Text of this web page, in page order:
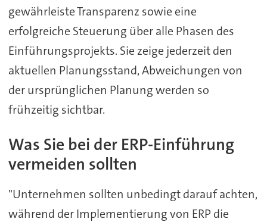
gewährleiste Transparenz sowie eine
erfolgreiche Steuerung über alle Phasen des
Einführungsprojekts. Sie zeige jederzeit den
aktuellen Planungsstand, Abweichungen von
der ursprünglichen Planung werden so
frühzeitig sichtbar.
Was Sie bei der ERP-Einführung
vermeiden sollten
"Unternehmen sollten unbedingt darauf achten,
während der Implementierung von ERP die